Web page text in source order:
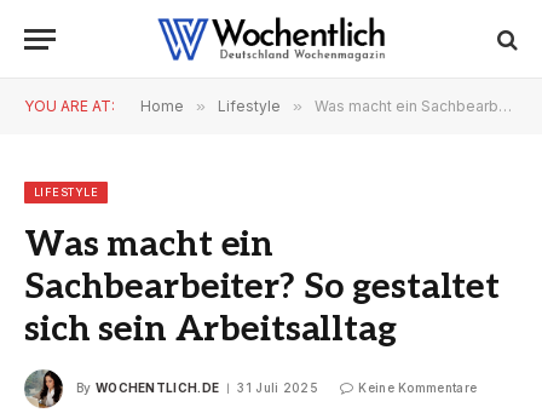
YOU ARE AT: Home » Lifestyle » Was macht ein Sachbearbeiter? So gestaltet sich sein Arbeitsalltag
LIFESTYLE
Was macht ein
Sachbearbeiter? So gestaltet
sich sein Arbeitsalltag
By WOCHENTLICH.DE 31 Juli 2025 Keine Kommentare